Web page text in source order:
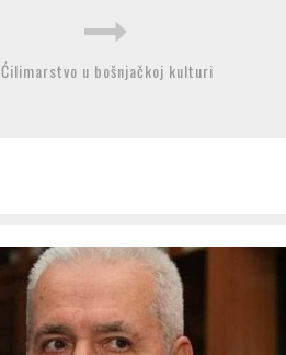
Ćilimarstvo u bošnjačkoj kulturi